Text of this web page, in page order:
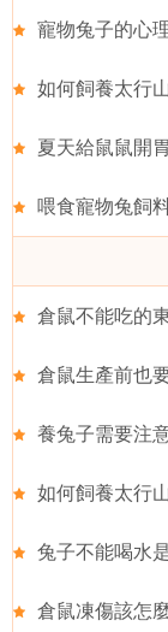
寵物兔子的心
如何飼養太行
夏天給鼠鼠開
喂食寵物兔飼
倉鼠不能吃的
倉鼠生產前也
養兔子需要注
如何飼養太行
兔子不能喝水
倉鼠凍傷該怎